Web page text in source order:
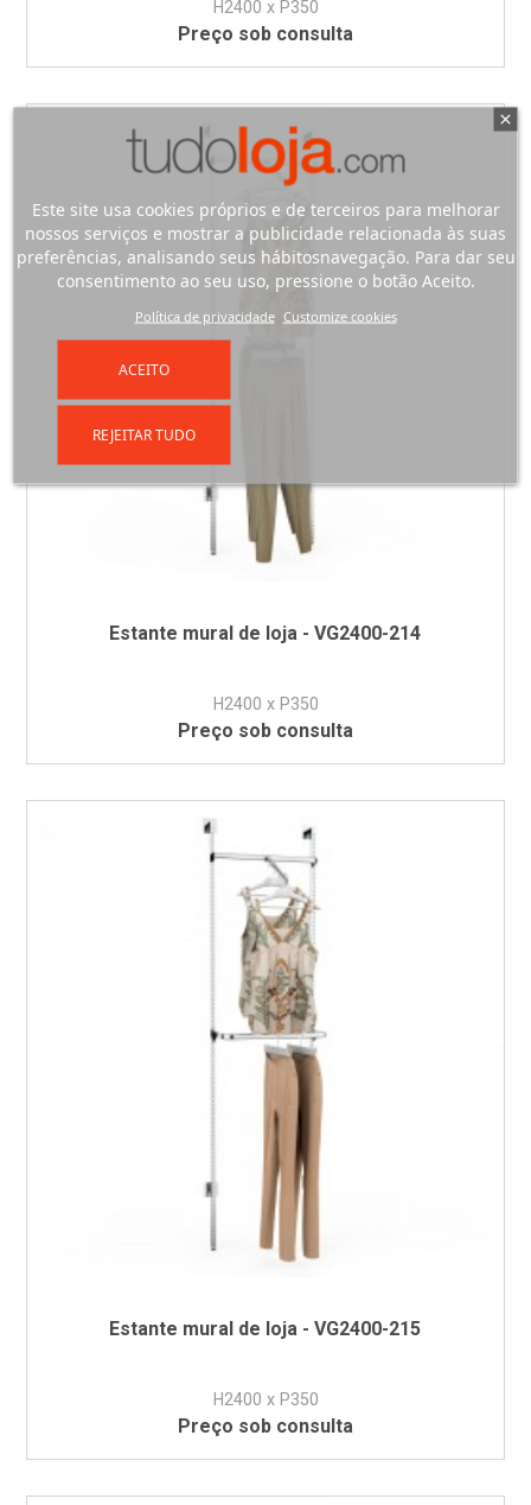
H2400 x P350
Preço sob consulta
Estante mural de loja - VG2400-214
H2400 x P350
Preço sob consulta
Estante mural de loja - VG2400-215
H2400 x P350
Preço sob consulta
Este site usa cookies próprios e de terceiros para melhorar
nossos serviços e mostrar a publicidade relacionada às suas
preferências, analisando seus hábitosnavegação. Para dar seu
consentimento ao seu uso, pressione o botão Aceito.
Política de privacidade Customize cookies
REJEITAR TUDO
ACEITO